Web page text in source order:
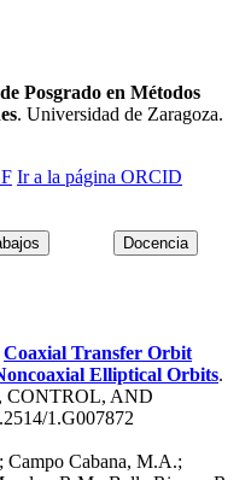
Posgrado en Métodos
. Universidad de Zaragoza.
Ir a la página ORCID
Coaxial Transfer Orbit
Elliptical Orbits.
CONTROL, AND
1.G007872
Campo Cabana, M.A.;